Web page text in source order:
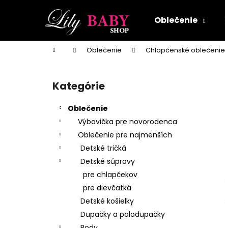
Oblečenie
Domov Oblečenie Chlapčenské oblečenie
Preskočiť
kategórie
Kategórie
Oblečenie
Výbavička pre novorodenca
Oblečenie pre najmenších
Detské tričká
Detské súpravy
pre chlapčekov
pre dievčatká
Detské košielky
Dupačky a polodupačky
í
Späť
do
Späť
do